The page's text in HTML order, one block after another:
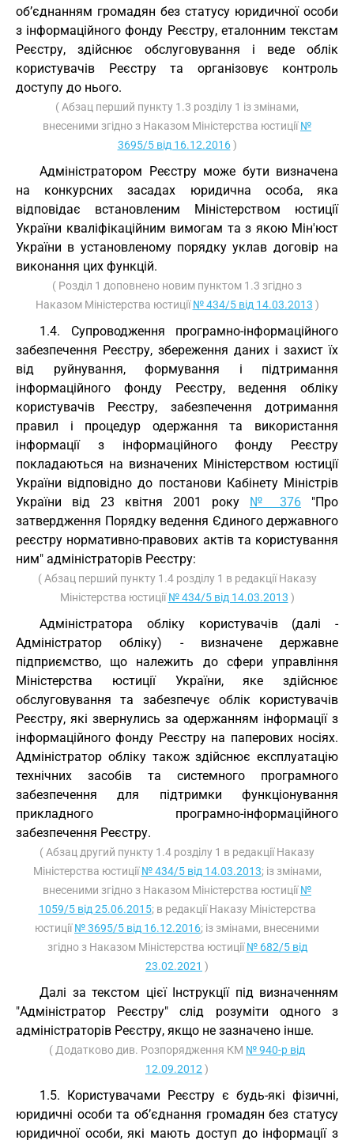
об’єднанням громадян без статусу юридичної особи
з інформаційного фонду Реєстру, еталонним текстам
Реєстру, здійснює обслуговування і веде облік
користувачів Реєстру та організовує контроль
доступу до нього.
( Абзац перший пункту 1.3 розділу 1 із змінами,
внесеними згідно з Наказом Міністерства юстиції№
3695/5 від 16.12.2016)
Адміністратором Реєстру може бути визначена
на конкурсних засадах юридична особа, яка
відповідає встановленим Міністерством юстиції
України кваліфікаційним вимогам та з якою Мін'юст
України в установленому порядку уклав договір на
виконання цих функцій.
( Розділ 1 доповнено новим пунктом 1.3 згідно з
Наказом Міністерства юстиції№ 434/5 від 14.03.2013 )
1.4. Супроводження програмно-інформаційного
забезпечення Реєстру, збереження даних і захист їх
від руйнування, формування і підтримання
інформаційного фонду Реєстру, ведення обліку
користувачів Реєстру, забезпечення дотримання
правил і процедур одержання та використання
інформації з інформаційного фонду Реєстру
покладаються на визначених Міністерством юстиції
України відповідно до постанови Кабінету Міністрів
України від 23 квітня 2001 року № 376 "Про
затвердження Порядку ведення Єдиного державного
реєстру нормативно-правових актів та користування
ним" адміністраторів Реєстру:
( Абзац перший пункту 1.4 розділу 1 в редакції Наказу
Міністерства юстиції№ 434/5 від 14.03.2013 )
Адміністратора обліку користувачів (далі -
Адміністратор обліку) - визначене державне
підприємство, що належить до сфери управління
Міністерства юстиції України, яке здійснює
обслуговування та забезпечує облік користувачів
Реєстру, які звернулись за одержанням інформації з
інформаційного фонду Реєстру на паперових носіях.
Адміністратор обліку також здійснює експлуатацію
технічних засобів та системного програмного
забезпечення для підтримки функціонування
прикладного програмно-інформаційного
забезпечення Реєстру.
( Абзац другий пункту 1.4 розділу 1 в редакції Наказу
Міністерства юстиції№ 434/5 від 14.03.2013; із змінами,
внесеними згідно з Наказом Міністерства юстиції№
1059/5 від 25.06.2015; в редакції Наказу Міністерства
юстиції№ 3695/5 від 16.12.2016; із змінами, внесеними
згідно з Наказом Міністерства юстиції№ 682/5 від
23.02.2021 )
Далі за текстом цієї Інструкції під визначенням
"Адміністратор Реєстру" слід розуміти одного з
адміністраторів Реєстру, якщо не зазначено інше.
( Додатково див. Розпорядження КМ № 940-р від
12.09.2012 )
1.5. Користувачами Реєстру є будь-які фізичні,
юридичні особи та об’єднання громадян без статусу
юридичної особи, які мають доступ до інформації з